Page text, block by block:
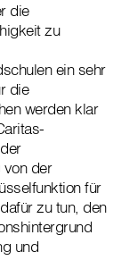
die
zu
ein sehr
die
werden klar
von der
für
zu tun, den
und